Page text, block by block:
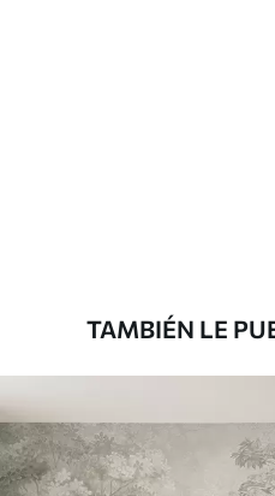
Vinilo Premium
1266.67$760.00/m²
Peel and Stick
1533.33$920.00
TAMBIÉN LE